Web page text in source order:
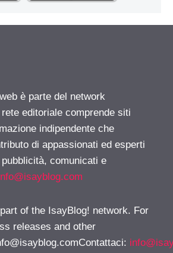
è parte del network
editoriale comprende siti
indipendente che
di appassionati ed esperti
comunicati e
of the IsayBlog! network. For
releases and other
: